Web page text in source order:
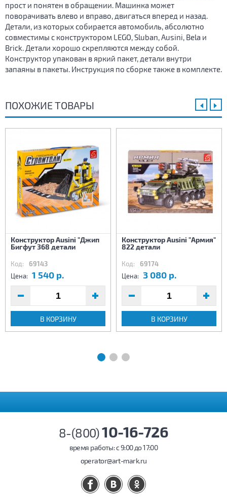
прост и понятен в обращении. Машинка может
поворачивать влево и вправо, двигаться вперед и назад.
Детали, из которых собирается автомобиль, абсолютно
совместимы с конструктором LEGO, Sluban, Ausini, Bela и
Brick. Детали хорошо скрепляются между собой.
Конструктор упакован в яркий пакет, детали внутри
запаяны в пакеты. Инструкция по сборке также в комплекте.
ПОХОЖИЕ ТОВАРЫ
Конструктор Ausini "Джип
Бигфут 368 детали
Код: 69143
Цена: 1 540 р.
В КОРЗИНУ
Конструктор Ausini "Армия"
822 детали
Код: 69174
Цена: 3 080 р.
В КОРЗИНУ
8-(800)10-16-726
время работы: c 9:00 до 17:00
operator@art-mark.ru